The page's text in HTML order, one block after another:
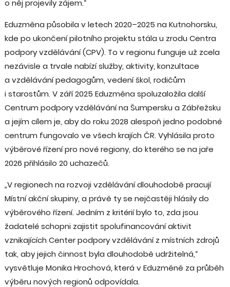
o něj projevily zájem.“
Eduzměna působila v letech 2020–2025 na Kutnohorsku,
kde po ukončení pilotního projektu stála u zrodu Centra
podpory vzdělávání (CPV). To v regionu funguje už zcela
nezávisle a trvale nabízí služby, aktivity, konzultace
a vzdělávání pedagogům, vedení škol, rodičům
i starostům. V září 2025 Eduzměna spoluzaložila další
Centrum podpory vzdělávání na Šumpersku a Zábřežsku
a jejím cílem je, aby do roku 2028 alespoň jedno podobné
centrum fungovalo ve všech krajích ČR. Vyhlásila proto
výběrové řízení pro nové regiony, do kterého se na jaře
2026 přihlásilo 20 uchazečů.
„V regionech na rozvoji vzdělávání dlouhodobě pracují
Místní akční skupiny, a právě ty se nejčastěji hlásily do
výběrového řízení. Jedním z kritérií bylo to, zda jsou
žadatelé schopni zajistit spolufinancování aktivit
vznikajících Center podpory vzdělávání z místních zdrojů
tak, aby jejich činnost byla dlouhodobě udržitelná,“
vysvětluje Monika Hrochová, která v Eduzměně za průběh
výběru nových regionů odpovídala.